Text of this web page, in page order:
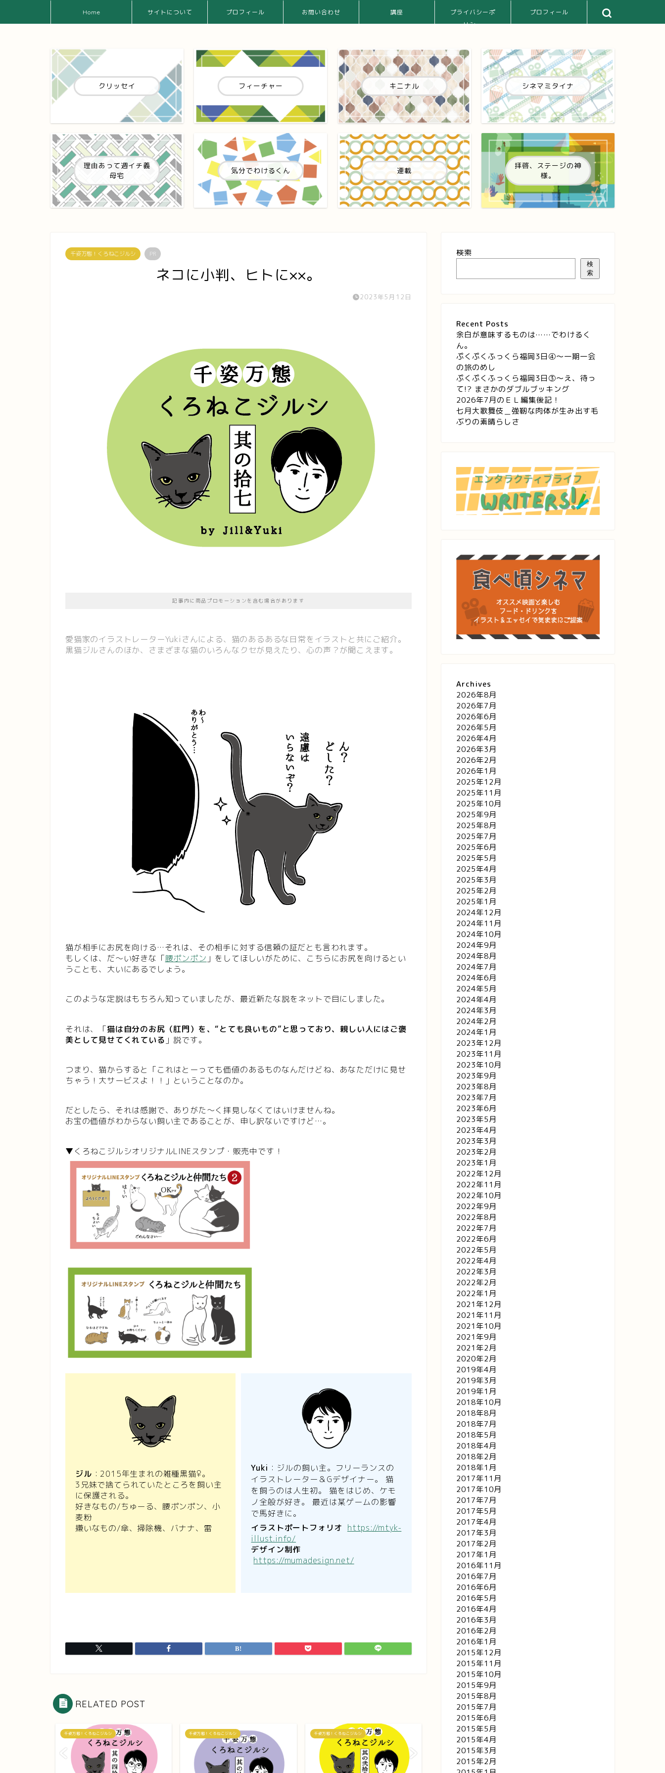
Home サイトについて プロフィール お問い合わせ 講座
プライバシーポ
リシー
プロフィール
クリッセイ フィーチャー キニナル シネマミタイナ
理由あって週イチ義
母宅
気分でわけるくん 連載
拝啓、ステージの神
様。
千姿万態！くろねこジルシ PR
ネコに小判、ヒトに××。
2023年5月12日
記事内に商品プロモーションを含む場合があります
愛猫家のイラストレーターYukiさんによる、猫のあるあるな日常をイラストと共にご紹介。
黒猫ジルさんのほか、さまざまな猫のいろんなクセが見えたり、心の声？が聞こえます。
猫が相手にお尻を向ける…それは、その相手に対する信頼の証だとも言われます。
もしくは、だ〜い好きな「腰ポンポン 」をしてほしいがために、こちらにお尻を向けるとい
うことも、大いにあるでしょう。
このような定説はもちろん知っていましたが、最近新たな説をネットで目にしました。
それは、「猫は自分のお尻（肛門）を、“とても良いもの”と思っており、親しい人にはご褒
美として見せてくれている 」説です。
つまり、猫からすると「これはとーっても価値のあるものなんだけどね、あなただけに見せ
ちゃう！大サービスよ！！」ということなのか。
だとしたら、それは感謝で、ありがた〜く拝見しなくてはいけませんね。
お宝の価値がわからない飼い主であることが、申し訳ないですけど…。
▼くろねこジルシオリジナルLINEスタンプ・販売中です！
ジル ：2015年生まれの雑種黒猫♀。
3兄妹で捨てられていたところを飼い主
に保護される。
好きなもの/ちゅーる、腰ポンポン、小
麦粉
嫌いなもの/傘、掃除機、バナナ、雷
Yuki ：ジルの飼い主。フリーランスの
イラストレーター＆Gデザイナー。 猫
を飼うのは人生初。 猫をはじめ、ケモ
ノ全般が好き。 最近は某ゲームの影響
で馬好きに。
イラストポートフォリオ https://mtyk-
illust.info/
デザイン制作
https://mumadesign.net/
RELATED POST
千姿万態！くろねこジルシ 千姿万態！くろねこジルシ 千姿万態！くろねこジルシ 千姿万態！くろねこジルシ
検索
検
索
Recent Posts
余白が意味するものは……でわけるく
ん。
ぷくぷくふっくら福岡3日④～一期一会
の旅のめし
ぷくぷくふっくら福岡3日③～え、待っ
て!? まさかのダブルブッキング
2026年7月のＥＬ編集後記！
七月大歌舞伎＿強靭な肉体が生み出す毛
ぶりの素晴らしさ
Archives
2026年8月
2026年7月
2026年6月
2026年5月
2026年4月
2026年3月
2026年2月
2026年1月
2025年12月
2025年11月
2025年10月
2025年9月
2025年8月
2025年7月
2025年6月
2025年5月
2025年4月
2025年3月
2025年2月
2025年1月
2024年12月
2024年11月
2024年10月
2024年9月
2024年8月
2024年7月
2024年6月
2024年5月
2024年4月
2024年3月
2024年2月
2024年1月
2023年12月
2023年11月
2023年10月
2023年9月
2023年8月
2023年7月
2023年6月
2023年5月
2023年4月
2023年3月
2023年2月
2023年1月
2022年12月
2022年11月
2022年10月
2022年9月
2022年8月
2022年7月
2022年6月
2022年5月
2022年4月
2022年3月
2022年2月
2022年1月
2021年12月
2021年11月
2021年10月
2021年9月
2021年2月
2020年2月
2019年4月
2019年3月
2019年1月
2018年10月
2018年8月
2018年7月
2018年5月
2018年4月
2018年2月
2018年1月
2017年11月
2017年10月
2017年7月
2017年5月
2017年4月
2017年3月
2017年2月
2017年1月
2016年11月
2016年7月
2016年6月
2016年5月
2016年4月
2016年3月
2016年2月
2016年1月
2015年12月
2015年11月
2015年10月
2015年9月
2015年8月
2015年7月
2015年6月
2015年5月
2015年4月
2015年3月
2015年2月